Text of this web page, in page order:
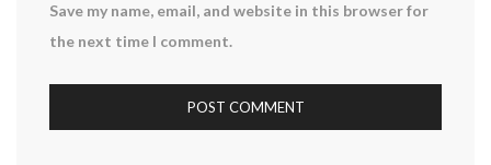
Save my name, email, and website in this browser for
the next time I comment.